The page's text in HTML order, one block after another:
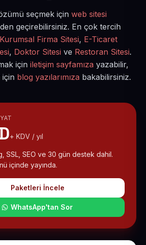
seçmek için web sitesi
geçirebilirsiniz. En çok tercih
Kurumsal Firma Sitesi, E-Ticaret
, Doktor Sitesi ve Restoran Sitesi.
için iletişim sayfamıza yazabilir,
için blog yazılarımıza bakabilirsiniz.
+ KDV / yıl
SSL, SEO ve 30 gün destek dahil.
içinde yayında.
Paketleri İncele
WhatsApp'tan Sor